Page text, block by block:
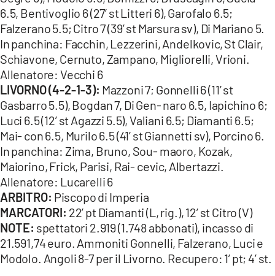
6.5, Bentivoglio 6 (27’ st Litteri 6), Garofalo 6.5;
Falzerano 5.5; Citro 7 (39’ st Marsura sv), Di Mariano 5.
In panchina: Facchin, Lezzerini, Andelkovic, St Clair,
Schiavone, Cernuto, Zampano, Migliorelli, Vrioni.
Allenatore: Vecchi 6
LIVORNO (4-2-1-3): Mazzoni 7; Gonnelli 6 (11’ st
Gasbarro 5.5), Bogdan 7, Di Gen- naro 6.5, Iapichino 6;
Luci 6.5 (12’ st Agazzi 5.5), Valiani 6.5; Diamanti 6.5;
Mai- con 6.5, Murilo 6.5 (41’ st Giannetti sv), Porcino 6.
In panchina: Zima, Bruno, Sou- maoro, Kozak,
Maiorino, Frick, Parisi, Rai- cevic, Albertazzi.
Allenatore: Lucarelli 6
ARBITRO: Piscopo di Imperia
MARCATORI: 22’ pt Diamanti (L, rig.), 12’ st Citro (V)
NOTE: spettatori 2.919 (1.748 abbonati), incasso di
21.591,74 euro. Ammoniti Gonnelli, Falzerano, Luci e
Modolo. Angoli 8-7 per il Livorno. Recupero: 1’ pt; 4’ st.